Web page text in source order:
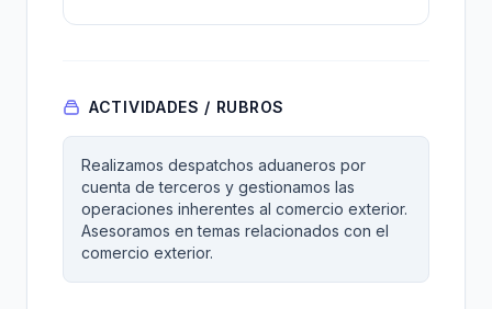
ACTIVIDADES / RUBROS
Realizamos despatchos aduaneros por
cuenta de terceros y gestionamos las
operaciones inherentes al comercio exterior.
Asesoramos en temas relacionados con el
comercio exterior.